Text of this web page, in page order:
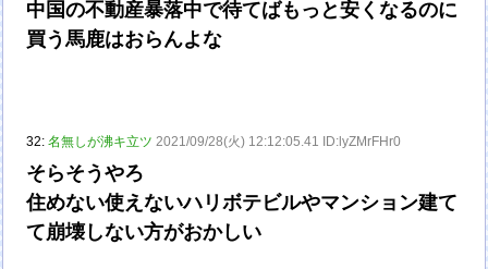
中国の不動産暴落中で待てばもっと安くなるのに
買う馬鹿はおらんよな
32:名無しが沸キ立ツ 2021/09/28(火) 12:12:05.41 ID:lyZMrFHr0
そらそうやろ
住めない使えないハリボテビルやマンション建て
て崩壊しない方がおかしい